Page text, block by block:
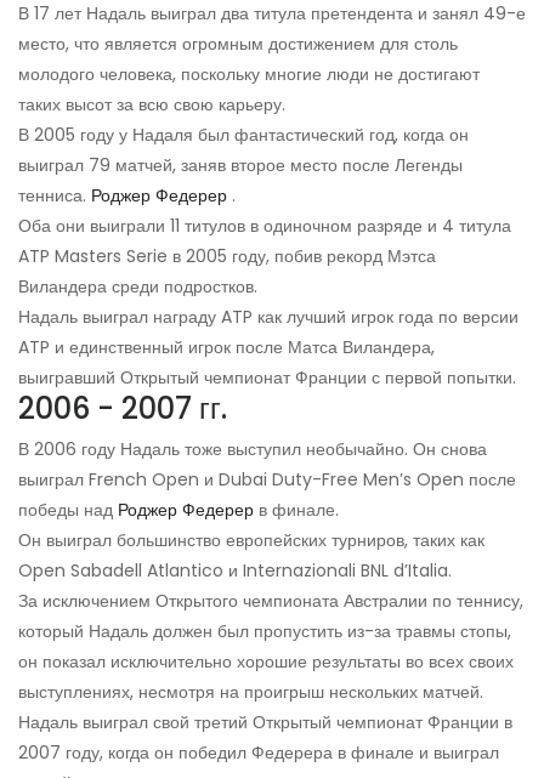
В 17 лет Надаль выиграл два титула претендента и занял 49-е
место, что является огромным достижением для столь
молодого человека, поскольку многие люди не достигают
таких высот за всю свою карьеру.
В 2005 году у Надаля был фантастический год, когда он
выиграл 79 матчей, заняв второе место после Легенды
тенниса. Роджер Федерер .
Оба они выиграли 11 титулов в одиночном разряде и 4 титула
ATP Masters Serie в 2005 году, побив рекорд Мэтса
Виландера среди подростков.
Надаль выиграл награду ATP как лучший игрок года по версии
ATP и единственный игрок после Матса Виландера,
выигравший Открытый чемпионат Франции с первой попытки.
2006 - 2007 гг.
В 2006 году Надаль тоже выступил необычайно. Он снова
выиграл French Open и Dubai Duty-Free Men’s Open после
победы над Роджер Федерер в финале.
Он выиграл большинство европейских турниров, таких как
Open Sabadell Atlantico и Internazionali BNL d’Italia.
За исключением Открытого чемпионата Австралии по теннису,
который Надаль должен был пропустить из-за травмы стопы,
он показал исключительно хорошие результаты во всех своих
выступлениях, несмотря на проигрыш нескольких матчей.
Надаль выиграл свой третий Открытый чемпионат Франции в
2007 году, когда он победил Федерера в финале и выиграл